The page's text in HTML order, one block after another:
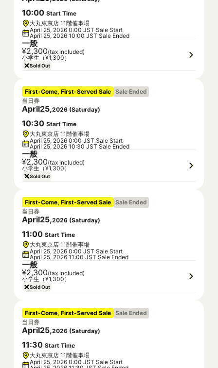
10:00 Start Time
大丸東京店 11階催事場
April 25, 2026 0:00 JST Sale Start
April 25, 2026 10:00 JST Sale Ended
一般
¥2,300(tax included)
小学生（¥1,300）
Sold Out
First-Come, First-Served Sale Sale Ended
当日券
April25,2026 (Saturday)
10:30 Start Time
大丸東京店 11階催事場
April 25, 2026 0:00 JST Sale Start
April 25, 2026 10:30 JST Sale Ended
一般
¥2,300(tax included)
小学生（¥1,300）
Sold Out
First-Come, First-Served Sale Sale Ended
当日券
April25,2026 (Saturday)
11:00 Start Time
大丸東京店 11階催事場
April 25, 2026 0:00 JST Sale Start
April 25, 2026 11:00 JST Sale Ended
一般
¥2,300(tax included)
小学生（¥1,300）
Sold Out
First-Come, First-Served Sale Sale Ended
当日券
April25,2026 (Saturday)
11:30 Start Time
大丸東京店 11階催事場
April 25, 2026 0:00 JST Sale Start